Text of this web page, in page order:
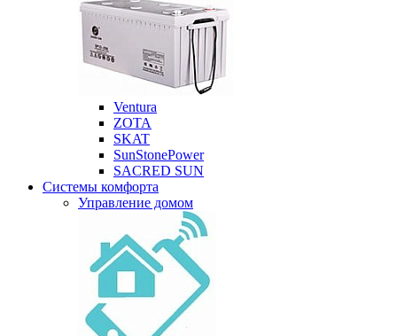
Ventura
ZOTA
SKAT
SunStonePower
SACRED SUN
Системы комфорта
Управление домом